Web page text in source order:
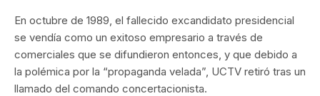
En octubre de 1989, el fallecido excandidato presidencial
se vendía como un exitoso empresario a través de
comerciales que se difundieron entonces, y que debido a
la polémica por la “propaganda velada”, UCTV retiró tras un
llamado del comando concertacionista.